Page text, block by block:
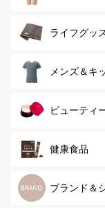
ボディースー
ランジェリー
イツ
健康サポー
スポーツ
ライフグッ
アウター
グッズ
メンズ＆キ
メンズトッ
メンズソック
ビューティ
スキンケア
スペシャル
健康食品
健康食品
ブランド＆